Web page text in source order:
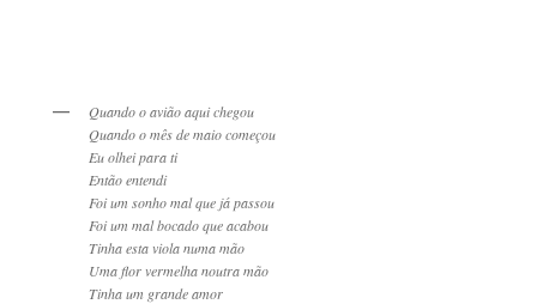
Quando o avião aqui chegou
Quando o mês de maio começou
Eu olhei para ti
Então entendi
Foi um sonho mal que já passou
Foi um mal bocado que acabou
Tinha esta viola numa mão
Uma flor vermelha noutra mão
Tinha um grande amor